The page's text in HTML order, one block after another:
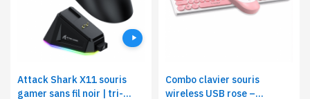
Attack Shark X11 souris
gamer sans fil noir | tri-
Combo clavier souris
wireless USB rose –